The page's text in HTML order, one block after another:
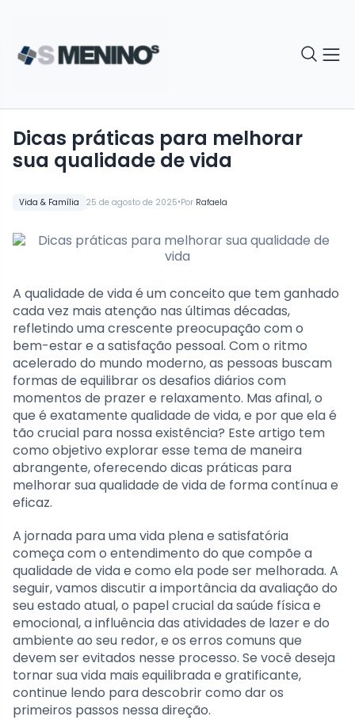
Vida & Família 25 de agosto de 2025•Por Rafaela
Dicas práticas para melhorar
sua qualidade de vida
A qualidade de vida é um conceito que tem ganhado
cada vez mais atenção nas últimas décadas,
refletindo uma crescente preocupação com o
bem-estar e a satisfação pessoal. Com o ritmo
acelerado do mundo moderno, as pessoas buscam
formas de equilibrar os desafios diários com
momentos de prazer e relaxamento. Mas afinal, o
que é exatamente qualidade de vida, e por que ela é
tão crucial para nossa existência? Este artigo tem
como objetivo explorar esse tema de maneira
abrangente, oferecendo dicas práticas para
melhorar sua qualidade de vida de forma contínua e
eficaz.
A jornada para uma vida plena e satisfatória
começa com o entendimento do que compõe a
qualidade de vida e como ela pode ser melhorada. A
seguir, vamos discutir a importância da avaliação do
seu estado atual, o papel crucial da saúde física e
emocional, a influência das atividades de lazer e do
ambiente ao seu redor, e os erros comuns que
devem ser evitados nesse processo. Se você deseja
tornar sua vida mais equilibrada e gratificante,
continue lendo para descobrir como dar os
primeiros passos nessa direção.